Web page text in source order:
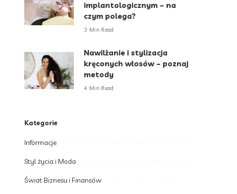
implantologicznym – na
czym polega?
3 Min Read
Nawilżanie i stylizacja
kręconych włosów – poznaj
metody
4 Min Read
Kategorie
Informacje
Styl życia i Moda
Świat Biznesu i Finansów